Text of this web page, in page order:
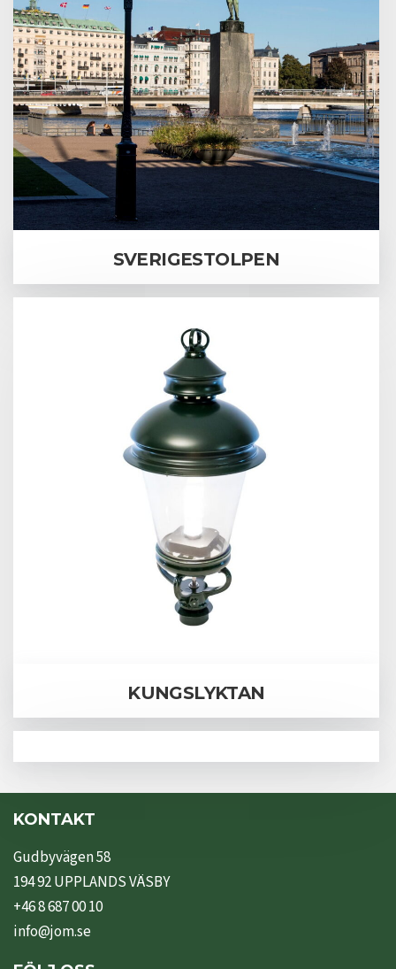
SVERIGESTOLPEN
KUNGSLYKTAN
KONTAKT
Gudbyvägen 58
194 92 UPPLANDS VÄSBY
+46 8 687 00 10
info@jom.se